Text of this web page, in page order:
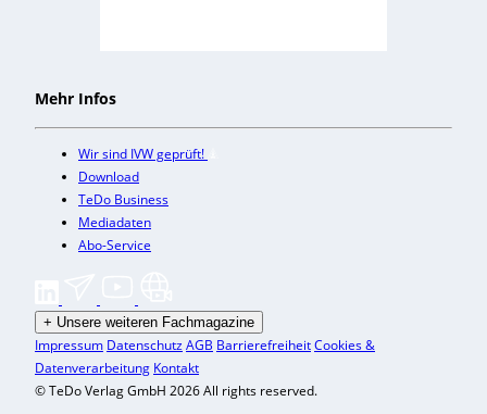
Mehr Infos
Wir sind IVW geprüft!
Download
TeDo Business
Mediadaten
Abo-Service
+ Unsere weiteren Fachmagazine
Impressum DatenschutzAGB BarrierefreiheitCookies &
Datenverarbeitung Kontakt
© TeDo Verlag GmbH 2026 All rights reserved.